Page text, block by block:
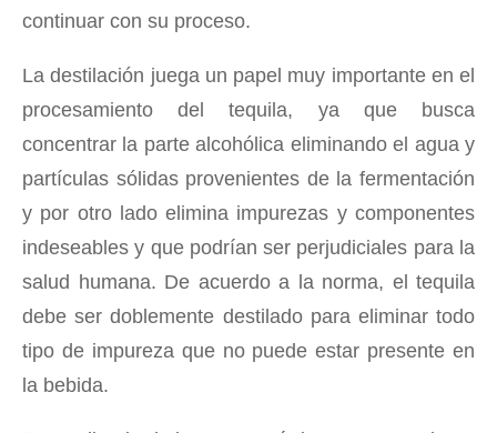
continuar con su proceso.
La destilación juega un papel muy importante en el
procesamiento del tequila, ya que busca
concentrar la parte alcohólica eliminando el agua y
partículas sólidas provenientes de la fermentación
y por otro lado elimina impurezas y componentes
indeseables y que podrían ser perjudiciales para la
salud humana. De acuerdo a la norma, el tequila
debe ser doblemente destilado para eliminar todo
tipo de impureza que no puede estar presente en
la bebida.